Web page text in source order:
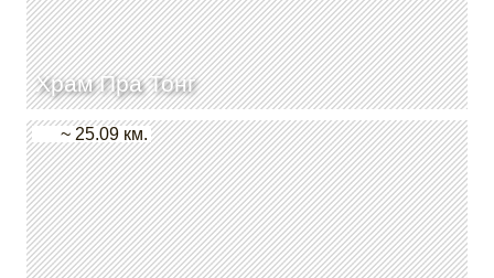
Храм Пра Тонг
~ 25.09 км.